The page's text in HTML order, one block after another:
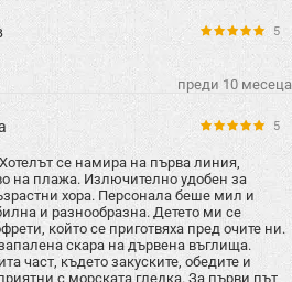
5
преди 10 месеца
5
се намира на първа линия,
на плажа. Излючително удобен за
хора. Персонала беше мил и
и разнообразна. Детето ми се
който се приготвяха пред очите ни.
скара на дървена въглища.
част, където закуските, обедите и
с морската гледка. За първи път